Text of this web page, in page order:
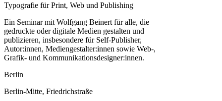
Typografie für Print, Web und Publishing
Ein Seminar mit Wolfgang Beinert für alle, die
gedruckte oder digitale Medien gestalten und
publizieren, insbesondere für Self-Publisher,
Autor:innen, Medien­gestalter:innen sowie Web-,
Grafik- und Kommunikationsdesigner:innen.
Berlin
Berlin-Mitte, Friedrichstraße